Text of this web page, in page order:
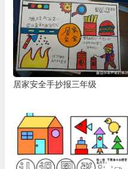
居家安全手抄报三年级